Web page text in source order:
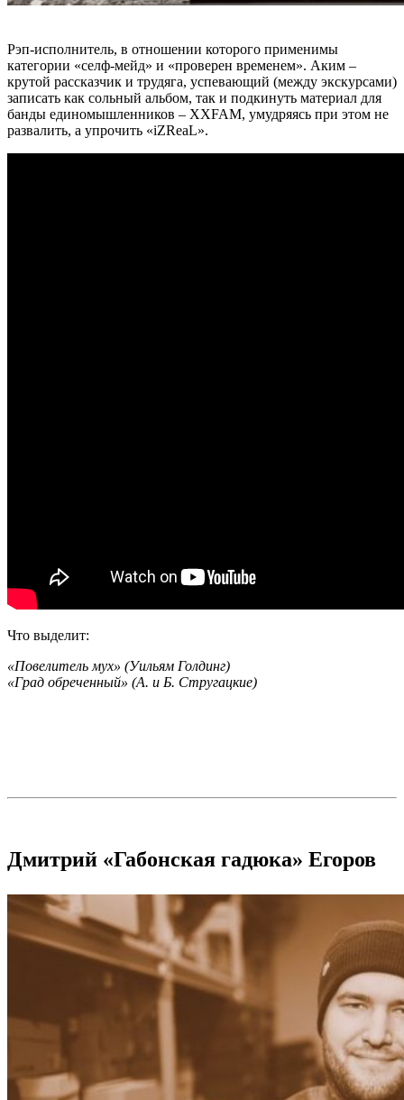
Рэп-исполнитель, в отношении которого применимы
категории «селф-мейд» и «проверен временем». Аким –
крутой рассказчик и трудяга, успевающий (между экскурсами)
записать как сольный альбом, так и подкинуть материал для
банды единомышленников – ХХFAM, умудряясь при этом не
развалить, а упрочить «iZReaL».
Что выделит:
«Повелитель мух» (Уильям Голдинг)
«Град обреченный» (А. и Б. Стругацкие)
Дмитрий «Габонская гадюка» Егоров